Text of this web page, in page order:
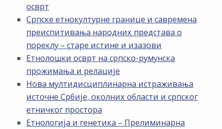
осврт
Српске етнокултурне границе и савремена
преиспитивања народних представа о
пореклу – старе истине и изазови
Етнолошки осврт на српско-румунска
прожимања и релације
Нова мултидисциплинарна истраживања
источне Србије, околних области и српског
етничког простора
Етнологија и генетика – Прелиминарна